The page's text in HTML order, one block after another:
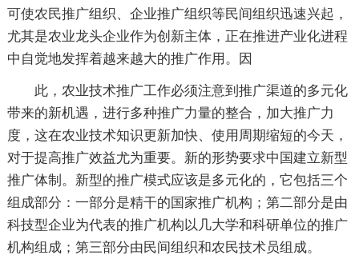
可使农民推广组织、企业推广组织等民间组织迅速兴起，
尤其是农业龙头企业作为创新主体，正在推进产业化进程
中自觉地发挥着越来越大的推广作用。因
此，农业技术推广工作必须注意到推广渠道的多元化
带来的新机遇，进行多种推广力量的整合，加大推广力
度，这在农业技术知识更新加快、使用周期缩短的今天，
对于提高推广效益尤为重要。新的形势要求中国建立新型
推广体制。新型的推广模式应该是多元化的，它包括三个
组成部分：一部分是精干的国家推广机构；第二部分是由
科技型企业为代表的推广机构以几大学和科研单位的推广
机构组成；第三部分由民间组织和农民技术员组成。